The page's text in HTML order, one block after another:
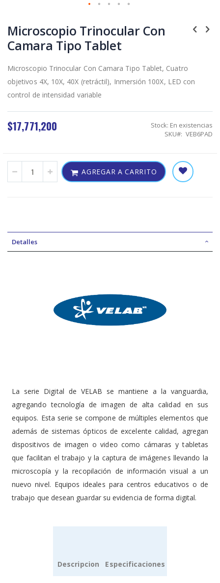
to
the
beginning
of
images
gallery
Microscopio Trinocular Con
Camara Tipo Tablet
Microscopio Trinocular Con Camara Tipo Tablet, Cuatro
objetivos 4X, 10X, 40X (retráctil), Inmersión 100X, LED con
control de intensidad variable
$17,771,200 Stock: En existencias
SKU
VEB6PAD
AGREGAR A CARRITO
Detalles
La serie Digital de VELAB se mantiene a la vanguardia,
agregando tecnología de imagen de alta calidad en sus
equipos. Esta serie se compone de múltiples elementos que
además de sistemas ópticos de excelente calidad, agregan
dispositivos de imagen o video como cámaras y tabletas
que facilitan el trabajo y la captura de imágenes llevando la
microscopía y la recopilación de información visual a un
nuevo nivel. Equipos ideales para centros educativos o de
trabajo que desean guardar su evidencia de forma digital.
Descripcion Especificaciones